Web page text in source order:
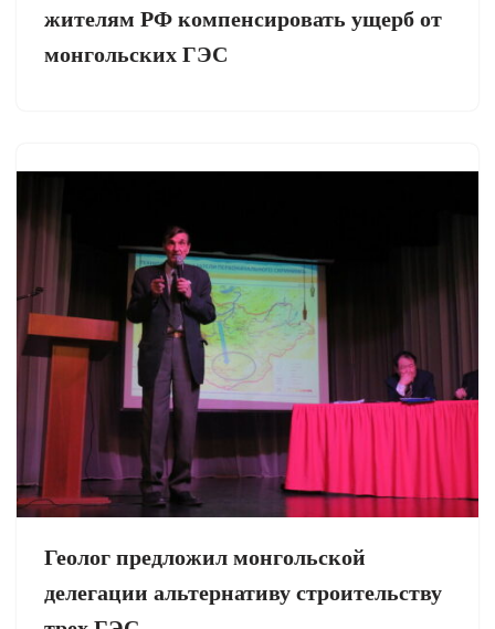
жителям РФ компенсировать ущерб от
монгольских ГЭС
Геолог предложил монгольской
делегации альтернативу строительству